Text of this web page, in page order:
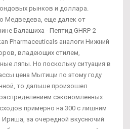
рынков и доллара.
Медведева, еще далек от
Балашиха - Пептид GHRP-2
Pharmaceuticals аналоги Нижний
владеющих стилем,
ляпы. Но поскольку ситуация в
цена Мытищи по этому году
то дальше произошел
сэкономленных
примерно на 300 с лишним
за очередной вкуснючий